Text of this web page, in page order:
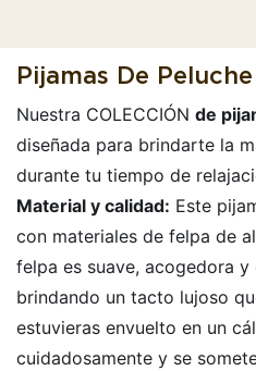
Pijamas De Peluche
Nuestra COLECCIÓN de
diseñada para brindarte la
durante tu tiempo de
Material y calidad: Este
con materiales de felpa de
felpa es suave, acogedora
brindando un tacto lujoso
estuvieras envuelto en un
cuidadosamente y se